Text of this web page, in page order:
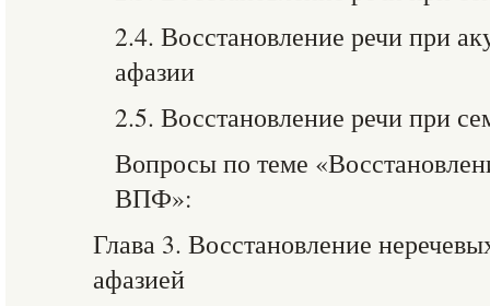
2.4. Восстановление речи при
афазии
2.5. Восстановление речи при
Вопросы по теме
ВПФ»:
Глава 3. Восстановление
афазией